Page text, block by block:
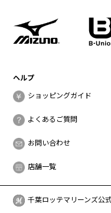
ヘルプ
ショッピングガイド
よくあるご質問
お問い合わせ
店舗一覧
千葉ロッテマリーンズ公